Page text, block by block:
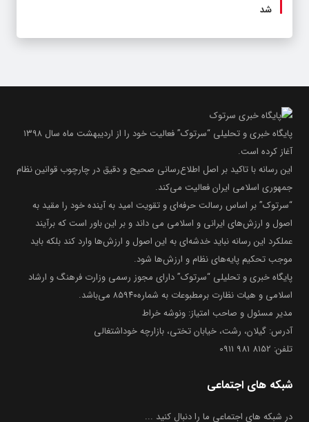
شد
پایگاه خبری و تحلیلی “سرتوک” فعالیت خود را از اردیبهشت ماه سال ۱۳۹۸
آغاز کرده است.
این رسانه با تاکید بر اصل اطلاع‌رسانی صحیح و دقیق در چارچوب قوانین نظام
جمهوری اسلامی ایران فعالیت می‌کند.
“سرتوک” بر اساس رسالت حرفه‌ای و تقویت امید به آینده خود را مقید به
اصول و ارزش‌های ایرانی و اسلامی می داند و بر این باور است که برآیند
عملکرد این رسانه نباید خدشه‌ای به این اصول و ارزش‌ها وارد کند بلکه باید
موجب تحکیم پایه‌های نظام و ارزش‌ها شود.
پایگاه خبری و تحلیلی “سرتوک” دارای مجوز رسمی وزارت فرهنگ و ارشاد
اسلامی و هیات نظارت برمطبوعات به شماره۸۵۹۴۰ می‌باشد.
مدیر مسئول و صاحب امتیاز: ونوشه خراط
آدرس: گیلان، رشت، خیابان تختی، بازارچه خوداشتغالی
تلفن: 8152 981 0911
شبکه های اجتماعی
در شبکه های اجتماعی ما را دنبال کنید ...